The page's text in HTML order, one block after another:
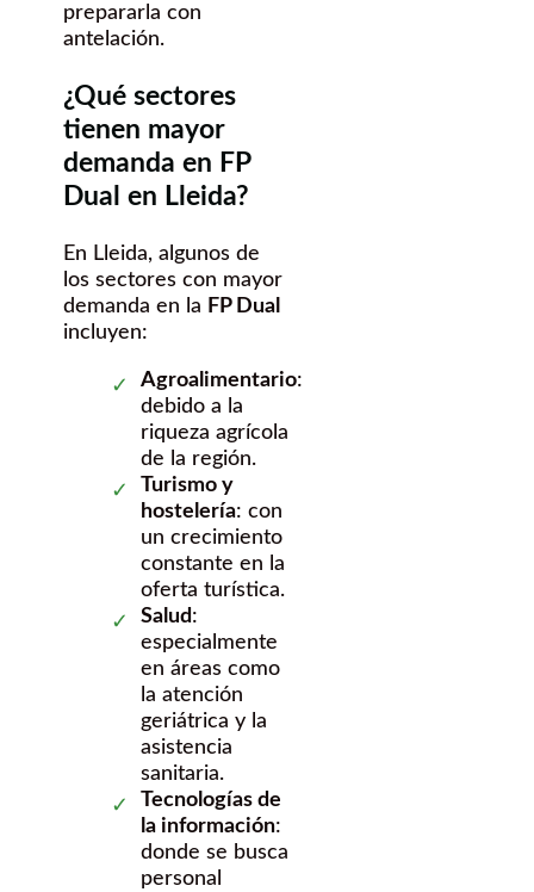
prepararla con
antelación.
¿Qué sectores
tienen mayor
demanda en FP
Dual en Lleida?
En Lleida, algunos de
los sectores con mayor
demanda en la FP Dual
incluyen:
Agroalimentario:
debido a la
riqueza agrícola
de la región.
Turismo y
hostelería: con
un crecimiento
constante en la
oferta turística.
Salud:
especialmente
en áreas como
la atención
geriátrica y la
asistencia
sanitaria.
Tecnologías de
la información:
donde se busca
personal